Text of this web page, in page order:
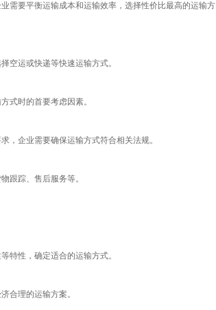
要平衡运输成本和运输效率，选择性价比最高的运输方
运或快递等快速运输方式。
时的首要考虑因素。
企业需要确保运输方式符合相关法规。
踪、售后服务等。
性，确定适合的运输方式。
合理的运输方案。